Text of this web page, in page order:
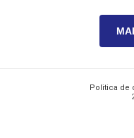
Politica de